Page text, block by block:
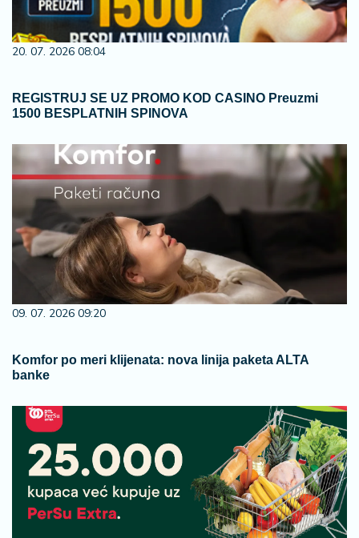
20. 07. 2026 08:04
REGISTRUJ SE UZ PROMO KOD CASINO Preuzmi
1500 BESPLATNIH SPINOVA
09. 07. 2026 09:20
Komfor po meri klijenata: nova linija paketa ALTA
banke